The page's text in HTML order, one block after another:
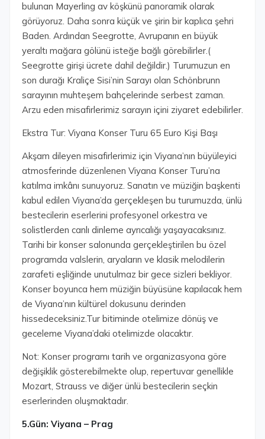
bulunan Mayerling av köşkünü panoramik olarak
görüyoruz. Daha sonra küçük ve şirin bir kaplıca şehri
Baden. Ardından Seegrotte, Avrupanın en büyük
yeraltı mağara gölünü isteğe bağlı görebilirler.(
Seegrotte girişi ücrete dahil değildir.) Turumuzun en
son durağı Kraliçe Sisi’nin Sarayı olan Schönbrunn
sarayının muhteşem bahçelerinde serbest zaman.
Arzu eden misafirlerimiz sarayın içini ziyaret edebilirler.
Ekstra Tur: Viyana Konser Turu 65 Euro Kişi Başı
Akşam dileyen misafirlerimiz için Viyana’nın büyüleyici
atmosferinde düzenlenen Viyana Konser Turu’na
katılma imkânı sunuyoruz. Sanatın ve müziğin başkenti
kabul edilen Viyana’da gerçekleşen bu turumuzda, ünlü
bestecilerin eserlerini profesyonel orkestra ve
solistlerden canlı dinleme ayrıcalığı yaşayacaksınız.
Tarihi bir konser salonunda gerçekleştirilen bu özel
programda valslerin, aryaların ve klasik melodilerin
zarafeti eşliğinde unutulmaz bir gece sizleri bekliyor.
Konser boyunca hem müziğin büyüsüne kapılacak hem
de Viyana’nın kültürel dokusunu derinden
hissedeceksiniz.Tur bitiminde otelimize dönüş ve
geceleme Viyana’daki otelimizde olacaktır.
Not: Konser programı tarih ve organizasyona göre
değişiklik gösterebilmekte olup, repertuvar genellikle
Mozart, Strauss ve diğer ünlü bestecilerin seçkin
eserlerinden oluşmaktadır.
5.Gün: Viyana – Prag